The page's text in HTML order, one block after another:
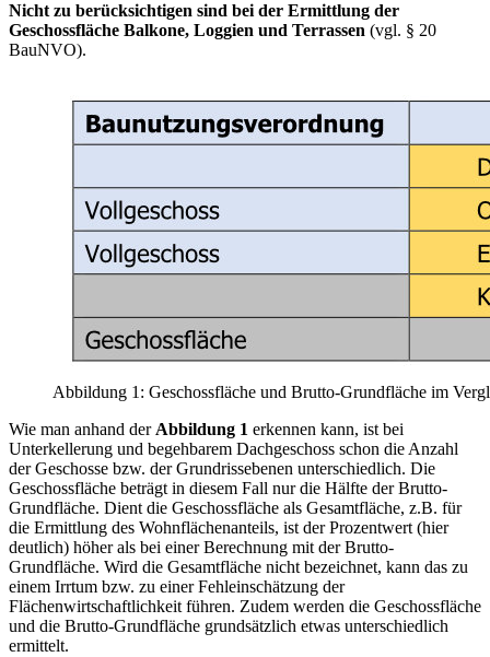
Nicht zu berücksichtigen sind bei der Ermittlung der
Geschossfläche Balkone, Loggien und Terrassen (vgl. § 20
BauNVO).
Abbildung 1: Geschossfläche und Brutto-Grundfläche im
Wie man anhand derAbbildung 1 erkennen kann, ist bei
Unterkellerung und begehbarem Dachgeschoss schon die Anzahl
der Geschosse bzw. der Grundrissebenen unterschiedlich. Die
Geschossfläche beträgt in diesem Fall nur die Hälfte der Brutto-
Grundfläche. Dient die Geschossfläche als Gesamtfläche, z.B. für
die Ermittlung des Wohnflächenanteils, ist der Prozentwert (hier
deutlich) höher als bei einer Berechnung mit der Brutto-
Grundfläche. Wird die Gesamtfläche nicht bezeichnet, kann das zu
einem Irrtum bzw. zu einer Fehleinschätzung der
Flächenwirtschaftlichkeit führen. Zudem werden die Geschossfläche
und die Brutto-Grundfläche grundsätzlich etwas unterschiedlich
ermittelt.